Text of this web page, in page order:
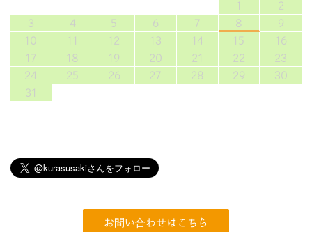
1
2
3
4 5 6 7 8
9
10
11 12 13 14 15
16
17
18 19 20 21 22
23
24
25 26 27 28 29
30
31
お問い合わせはこちら